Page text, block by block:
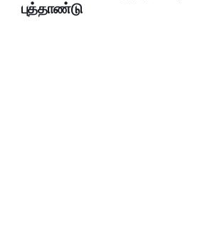
புத்தாண்டு